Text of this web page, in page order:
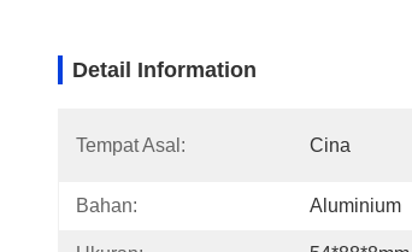
Detail Information
Tempat Asal: Cina
Bahan: Aluminium